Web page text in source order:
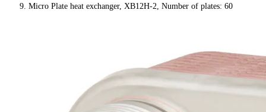
Micro Plate heat exchanger, XB12H-2, Number of plates: 60